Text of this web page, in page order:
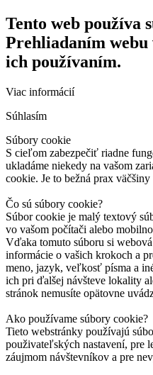
Tento web používa
Prehliadaním webu
ich používaním.
Viac informácií
Súhlasím
Súbory cookie
S cieľom zabezpečiť riadne
ukladáme niekedy na vašom
cookie. Je to bežná prax
Čo sú súbory cookie?
Súbor cookie je malý textový
vo vašom počítači alebo
Vďaka tomuto súboru si
informácie o vašich krokoch a
meno, jazyk, veľkosť písma a
ich pri ďalšej návšteve lokality
stránok nemusíte opätovne
Ako používame súbory cookie?
Tieto webstránky používajú
použivateľských nastavení, pre
záujmom návštevníkov a pre